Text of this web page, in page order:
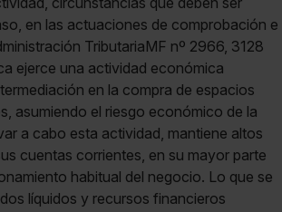
en las actuaciones de comprobación e
TributariaMF nº 2966, 3128
ejerce una actividad económica
en la compra de espacios
asumiendo el riesgo económico de la
a cabo esta actividad, mantiene altos
cuentas corrientes, en su mayor parte
habitual del negocio. Lo que se
líquidos y recursos financieros